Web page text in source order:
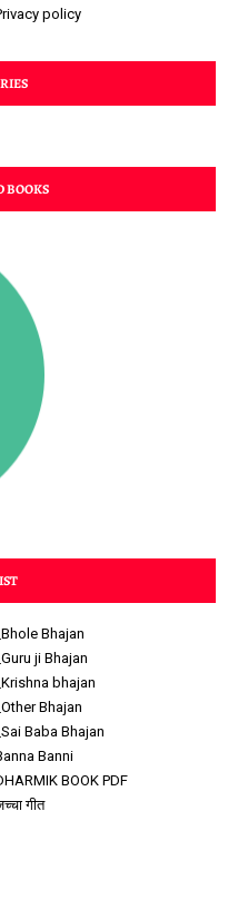
policy
BOOKS
_Bhole Bhajan
_Guru ji Bhajan
_Krishna bhajan
_Other Bhajan
_Sai Baba Bhajan
Banni
BOOK PDF
गीत